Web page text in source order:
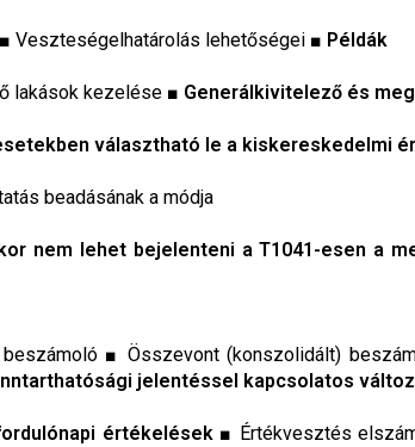
■ Veszteségelhatárolás lehetőségei ■ Példák
lakások kezelése ■ Generálkivitelező és
választható le a kiskereskedelmi
beadásának a módja
nem lehet bejelenteni a T1041-esen a
■ Összevont (konszolidált)
jelentéssel kapcsolatos
értékelések■ Értékvesztés